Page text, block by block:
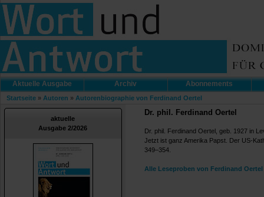
Aktuelle Ausgabe Archiv Abonnements
Startseite » Autoren » Autorenbiographie von Ferdinand Oertel
aktuelle
Ausgabe 2/2026
Dr. phil. Ferdinand Oertel
Dr. phil. Ferdinand Oertel, geb. 1927 in
Jetzt ist ganz Amerika Papst. Der US-
349–354.
Alle Leseproben von Ferdinand